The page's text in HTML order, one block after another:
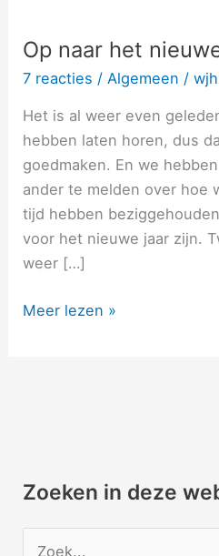
Op naar het
7 reacties / Algemeen /
Het is al weer even
hebben laten horen, dus
goedmaken. En we
ander te melden over hoe
tijd hebben
voor het nieuwe jaar zijn.
weer […]
Op
naar
nieuwe
jaar!
Meer lezen »
Zoeken in deze